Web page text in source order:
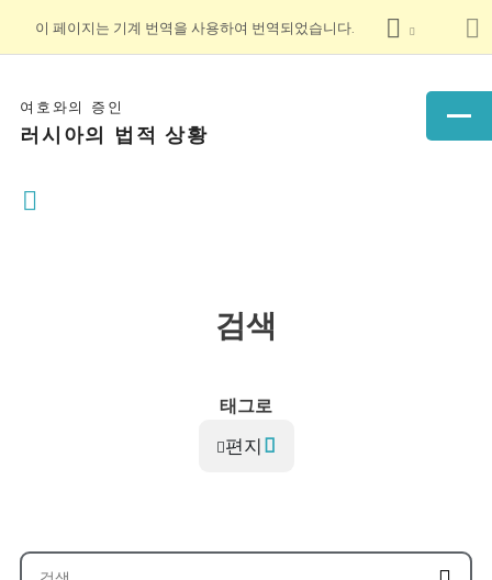
이 페이지는 기계 번역을 사용하여 번역되었습니다.
여호와의 증인
러시아의 법적 상황
검색
태그로
편지